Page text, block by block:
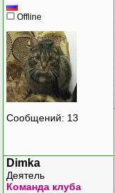
Offline
Сообщений: 13
Dimka
Деятель
Команда клуба